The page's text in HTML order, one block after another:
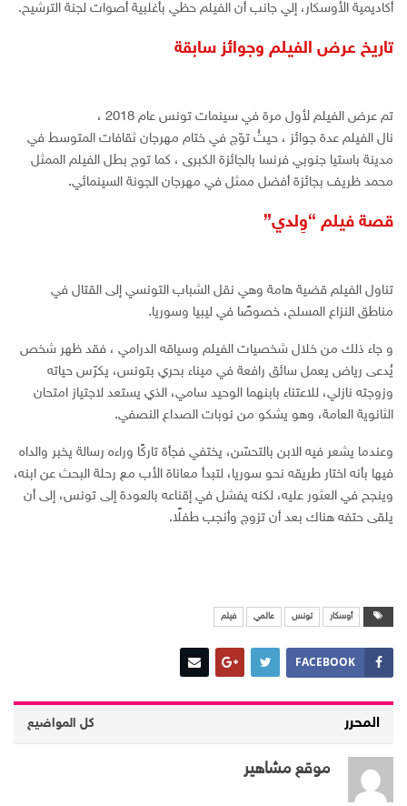
أكاديمية الأوسكار، إلي جانب أن الفيلم حظي بأغلبية أصوات لجنة الترشيح.
تاريخ عرض الفيلم وجوائز سابقة
تم عرض الفيلم لأول مرة في سينمات تونس عام 2018 ،
نال الفيلم عدة جوائز ، حيثُ توّج في ختام مهرجان ثقافات المتوسط في
مدينة باستيا جنوبي فرنسا بالجائزة الكبرى ، كما توج بطل الفيلم الممثل
محمد ظريف بجائزة أفضل ممثل في مهرجان الجونة السينمائي.
قصة فيلم “وِلدي”
تناول الفيلم قضية هامة وهي نقل الشباب التونسي إلى القتال في
مناطق النزاع المسلح، خصوصًا في ليبيا وسوريا.
و جاء ذلك من خلال شخصيات الفيلم وسياقه الدرامي ، فقد ظهر شخص
يُدعى رياض يعمل سائق رافعة في ميناء بحري بتونس، يكرّس حياته
وزوجته نازلي، للاعتناء بابنهما الوحيد سامي، الذي يستعد لاجتياز امتحان
الثانوية العامة، وهو يشكو من نوبات الصداع النصفي.
وعندما يشعر فيه الابن بالتحسّن، يختفي فجأة تاركًا وراءه رسالة يخبر والداه
فيها بأنه اختار طريقه نحو سوريا، لتبدأ معاناة الأب مع رحلة البحث عن ابنه،
وينجح في العثور عليه، لكنه يفشل في إقناعه بالعودة إلى تونس، إلى أن
يلقى حتفه هناك بعد أن تزوج وأنجب طفلًا.
أوسكار تونس عالمي فيلم
FACEBOOK
المحرر كل المواضيع
موقع مشاهير